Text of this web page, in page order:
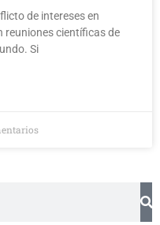
de intereses en
reuniones científicas de
Si